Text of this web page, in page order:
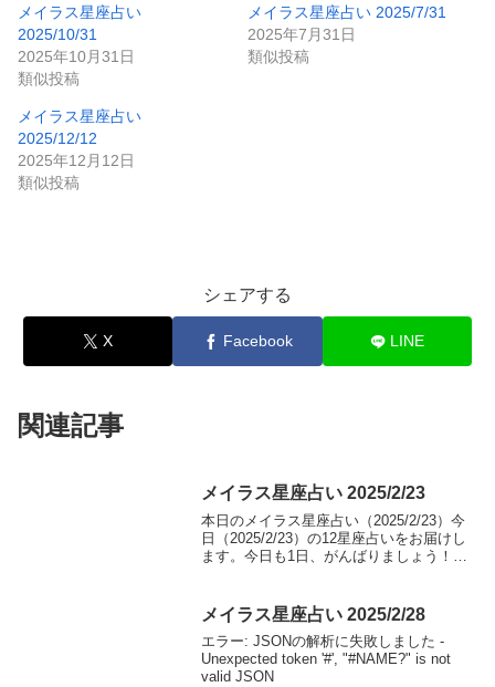
メイラス星座占い
2025/10/31
2025年10月31日
類似投稿
メイラス星座占い 2025/7/31
2025年7月31日
類似投稿
メイラス星座占い
2025/12/12
2025年12月12日
類似投稿
シェアする
X Facebook LINE
関連記事
メイラス星座占い 2025/2/23
本日のメイラス星座占い（2025/2/23）今
日（2025/2/23）の12星座占いをお届けし
ます。今日も1日、がんばりましょう！牡
ーチで恋のチャ...
メイラス星座占い 2025/2/28
エラー: JSONの解析に失敗しました -
Unexpected token '#', "#NAME?" is not
valid JSON